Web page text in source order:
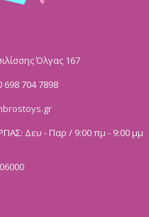
Όλγας 167
698 704 7898
Δευ - Παρ / 9:00 πμ - 9:00 μμ